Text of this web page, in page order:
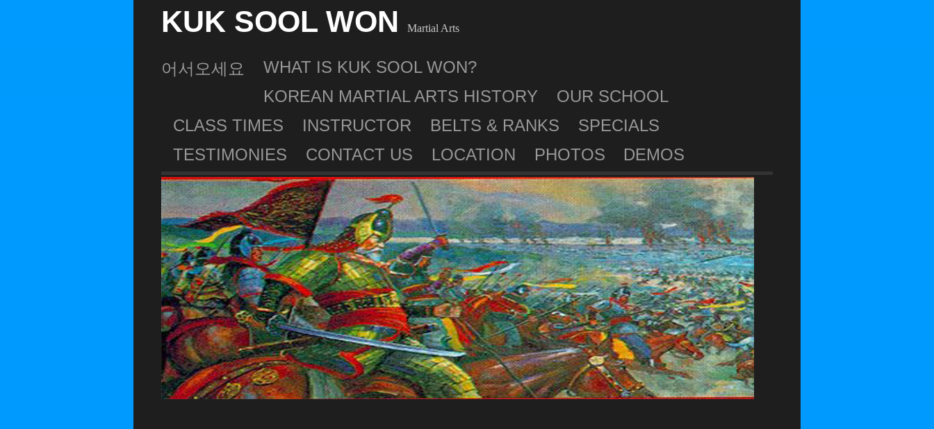
KUK SOOL WON Martial Arts
어서오세요
WHAT IS KUK SOOL WON?
KOREAN MARTIAL ARTS HISTORY
OUR SCHOOL
CLASS TIMES
INSTRUCTOR BELTS & RANKS
SPECIALS
TESTIMONIES
CONTACT US LOCATION PHOTOS DEMOS